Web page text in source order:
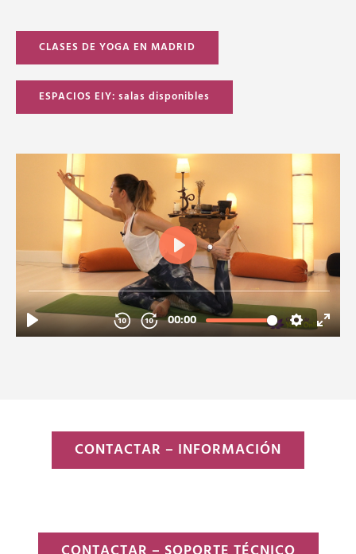
CLASES DE YOGA EN MADRID
ESPACIOS EIY: salas disponibles
CONTACTAR – INFORMACIÓN